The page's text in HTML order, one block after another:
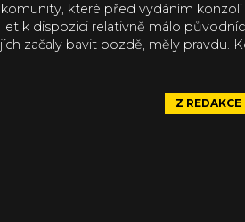
které před vydáním
k dispozici relativně málo
začaly bavit pozdě, měly pravdu.
díru bylo třeba něčím zalepit. Tak
remasterů a HD remaků tvoří
Nastal tedy čas vyčlenit remastery
Z REDAKCE